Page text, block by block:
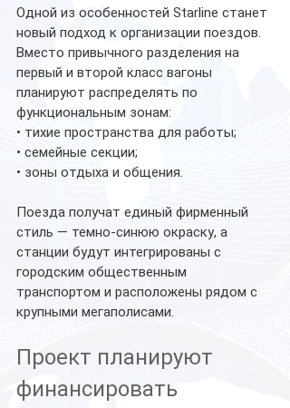
Одной из особенностей Starline станет
новый подход к организации поездов.
Вместо привычного разделения на
первый и второй класс вагоны
планируют распределять по
функциональным зонам:
• тихие пространства для работы;
• семейные секции;
• зоны отдыха и общения.
Поезда получат единый фирменный
стиль — темно-синюю окраску, а
станции будут интегрированы с
городским общественным
транспортом и расположены рядом с
крупными мегаполисами.
Проект планируют
финансировать